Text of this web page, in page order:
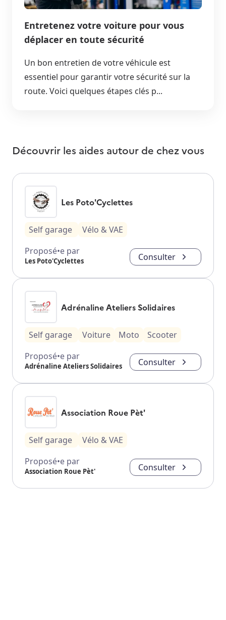
Entretenez votre voiture pour vous
déplacer en toute sécurité
Un bon entretien de votre véhicule est
essentiel pour garantir votre sécurité sur la
route. Voici quelques étapes clés p...
Découvrir les aides autour de chez vous
Les Poto'Cyclettes
Self garage
Vélo & VAE
Proposé•e par
Les Poto'Cyclettes Consulter
Adrénaline Ateliers Solidaires
Self garage Voiture Moto
Scooter
Proposé•e par
Adrénaline Ateliers Solidaires Consulter
Association Roue Pèt'
Self garage
Vélo & VAE
Proposé•e par
Association Roue Pèt' Consulter